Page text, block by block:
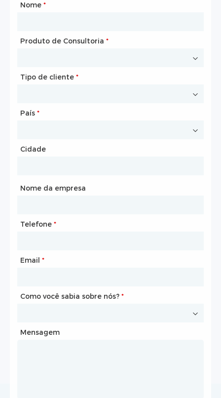
Nome *
Produto de Consultoria *
Tipo de cliente *
País *
Cidade
Nome da empresa
Telefone *
Email *
Como você sabia sobre nós? *
Mensagem
Tipo de parceria
Nome*
Nome da empresa
Local na rede Internet
País*
Cidade
Caixa de correio
Telefone
Como você sabia sobre nós? *
Mensagem